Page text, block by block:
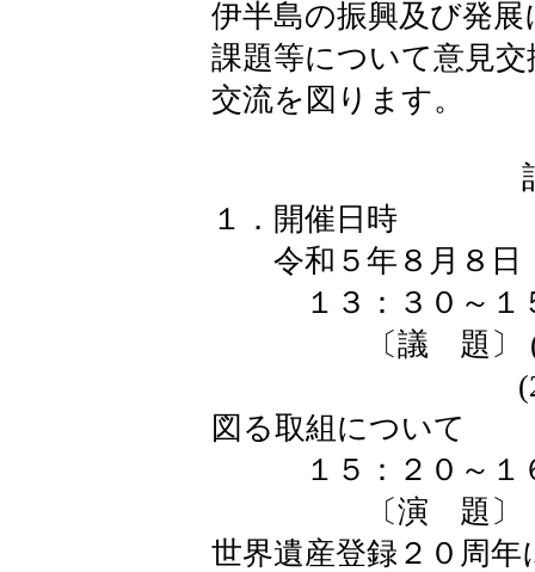
伊半島の振興及び発
課題等について意見
交流を図ります。
１．開催日時
令和５年８月８日
１３：３０～
〔議 題〕 (1) 紀
(2) 林業従事
図る取組について
１５：２０～
〔演 題〕 「紀
世界遺産登録２０周年